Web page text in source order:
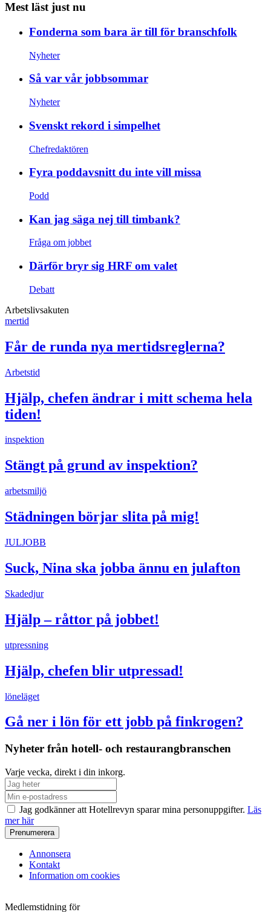
Mest läst just nu
Fonderna som bara är till för branschfolk
Nyheter
Så var vår jobbsommar
Nyheter
Svenskt rekord i simpelhet
Chefredaktören
Fyra poddavsnitt du inte vill missa
Podd
Kan jag säga nej till timbank?
Fråga om jobbet
Därför bryr sig HRF om valet
Debatt
Arbetslivsakuten
mertid
Får de runda nya mertidsreglerna?
Arbetstid
Hjälp, chefen ändrar i mitt schema hela
tiden!
inspektion
Stängt på grund av inspektion?
arbetsmiljö
Städningen börjar slita på mig!
JULJOBB
Suck, Nina ska jobba ännu en julafton
Skadedjur
Hjälp – råttor på jobbet!
utpressning
Hjälp, chefen blir utpressad!
löneläget
Gå ner i lön för ett jobb på finkrogen?
Nyheter från hotell- och restaurangbranschen
Varje vecka, direkt i din inkorg.
Jag godkänner att Hotellrevyn sparar mina personuppgifter. Läs
mer här
Annonsera
Kontakt
Information om cookies
Medlemstidning för